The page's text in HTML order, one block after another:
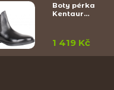
Boty pérka
Kentaur…
1 419 Kč